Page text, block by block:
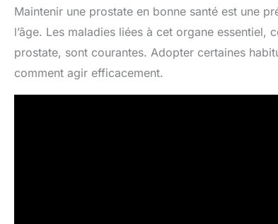
Maintenir une prostate en bonne santé est une
l’âge. Les maladies liées à cet organe
prostate, sont courantes. Adopter certaines
comment agir efficacement.